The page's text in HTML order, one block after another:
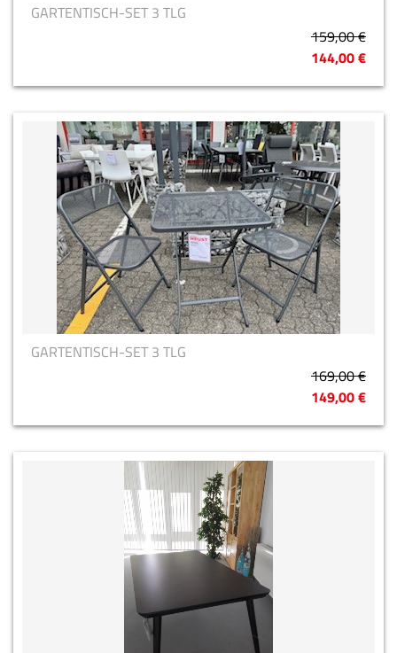
GARTENTISCH-SET 3 TLG
159,00 €
144,00 €
GARTENTISCH-SET 3 TLG
169,00 €
149,00 €